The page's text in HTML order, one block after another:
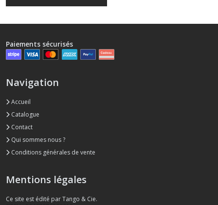
Paiements sécurisés
Navigation
Accueil
Catalogue
Contact
Qui sommes nous ?
Conditions générales de vente
Mentions légales
Ce site est édité par Tango & Cie.